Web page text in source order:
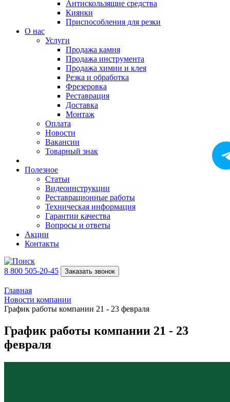
Антискользящие средства
Киянки
Приспособления для резки
О нас
Услуги
Продажа камня
Продажа инструмента
Продажа химии и клея
Резка и обработка
Фрезеровка
Реставрация
Доставка
Монтаж
Оплата
Новости
Вакансии
Товарный знак
Полезное
Статьи
Видеоинструкции
Реставрационные работы
Техническая информация
Гарантии качества
Вопросы и ответы
Акции
Контакты
8 800 505-20-45 Заказать звонок
Главная
Новости компании
График работы компании 21 - 23 февраля
График работы компании 21 - 23
февраля